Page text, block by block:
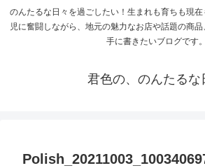
のんたるな日々を過ごしたい！生まれも育ちも現
児に奮闘しながら、地元の魅力なお店や話題の商
手に書きたいブログです。
君色の、のんたるな